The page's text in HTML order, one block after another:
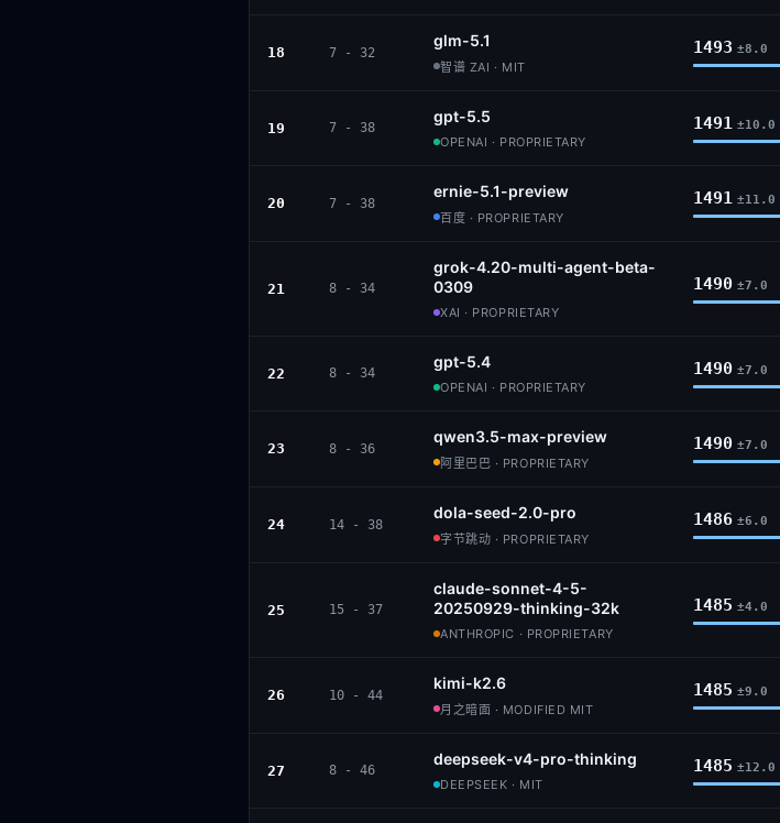
18 7 - 32
glm-5.1
智谱 ZAI · MIT
1493 ±8.0
19 7 - 38
gpt-5.5
OPENAI · PROPRIETARY
1491 ±10.0
20 7 - 38
ernie-5.1-preview
百度 · PROPRIETARY
1491 ±11.0
21 8 - 34
grok-4.20-multi-agent-beta-
0309
XAI · PROPRIETARY
1490 ±7.0
22 8 - 34
gpt-5.4
OPENAI · PROPRIETARY
1490 ±7.0
23 8 - 36
qwen3.5-max-preview
阿里巴巴 · PROPRIETARY
1490 ±7.0
24 14 - 38
dola-seed-2.0-pro
字节跳动 · PROPRIETARY
1486 ±6.0
25 15 - 37
claude-sonnet-4-5-
20250929-thinking-32k
ANTHROPIC · PROPRIETARY
1485 ±4.0
26 10 - 44
kimi-k2.6
月之暗面 · MODIFIED MIT
1485 ±9.0
27 8 - 46
deepseek-v4-pro-thinking
DEEPSEEK · MIT
1485 ±12.0